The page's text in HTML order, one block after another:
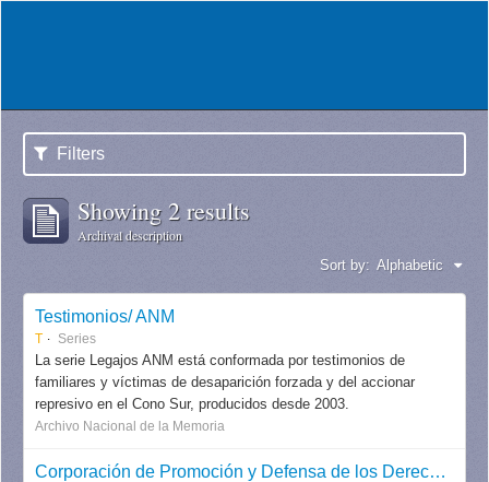
Filters
Showing 2 results
Archival description
Sort by: Alphabetic
Testimonios/ ANM
T Series
La serie Legajos ANM está conformada por testimonios de
familiares y víctimas de desaparición forzada y del accionar
represivo en el Cono Sur, producidos desde 2003.
Archivo Nacional de la Memoria
Corporación de Promoción y Defensa de los Derechos del Pueblo CODEPU